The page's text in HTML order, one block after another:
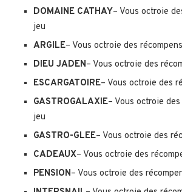
DOMAINE CATHAY– Vous octroie
jeu
ARGILE– Vous octroie des
DIEU JADEN– Vous octroie des
ESCARGATOIRE– Vous octroie des
GASTROGALAXIE– Vous octroie
jeu
GASTRO-GLEE– Vous octroie des
CADEAUX– Vous octroie des
PENSION– Vous octroie des